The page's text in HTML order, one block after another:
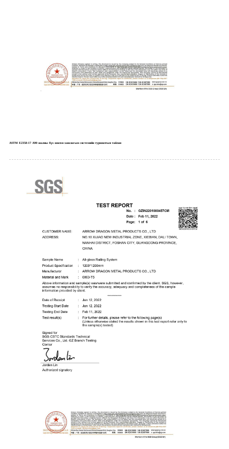
ASTM E2358-17 A90 шалны бүх шилэн хашлагын системийн туршилтын тайлан